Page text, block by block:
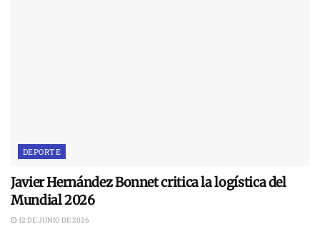
DEPORTE
Javier Hernández Bonnet critica la logística del
Mundial 2026
12 DE JUNIO DE 2026